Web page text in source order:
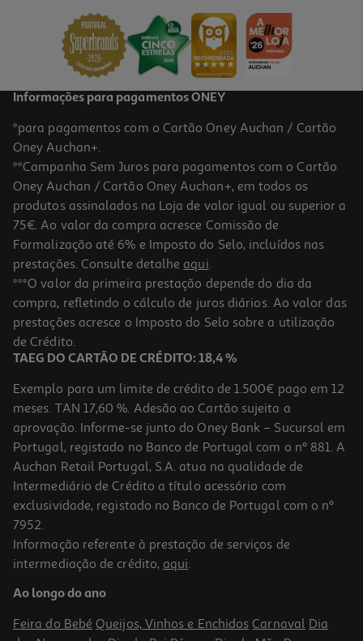
149,99 €
Smartphone Motorola G56 5g 8gb 512gb Preto
229.99 €/un
229,99 €
Smartphone Xiaomi Redmi Note 15 Glacier Blue 8/256
209.99 €/un
209,99 €
Informações para pagamentos ONEY
*para pagamentos com o Cartão Oney Auchan / Cartão
Oney Auchan+.
**Campanha Sem Juros para pagamentos com o Cartão
Oney Auchan / Cartão Oney Auchan+, em todos os
produtos assinalados na Loja de valor igual ou superior a
75€. Ao valor da compra acresce Comissão de
Formalização até 6% e Imposto do Selo, incluídos nas
prestações. Consulte detalhe aqui.
***O valor da primeira prestação depende do dia da
compra, refletindo o cálculo de juros diários. Ao valor das
prestações acresce o Imposto do Selo sobre a utilização
de Crédito.
TAEG DO CARTÃO DE CRÉDITO: 18,4 %
Exemplo para um limite de crédito de 1.500€ pago em 12
meses. TAN 17,60 %. Adesão ao Cartão sujeita a
aprovação. Informe-se junto do Oney Bank – Sucursal em
Portugal, registado no Banco de Portugal com o nº 881. A
Auchan Retail Portugal, S.A. atua na qualidade de
Intermediário de Crédito a título acessório com
exclusividade, registado no Banco de Portugal com o nº
7952.
Informação referente à prestação de serviços de
intermediação de crédito, aqui.
Ao longo do ano
Feira do Bebé Queijos, Vinhos e Enchidos Carnaval Dia